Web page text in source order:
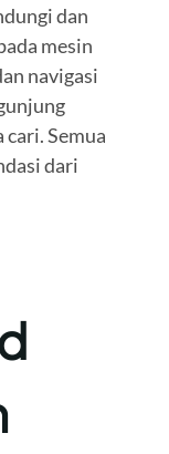
dan
mesin
navigasi
Semua
dari